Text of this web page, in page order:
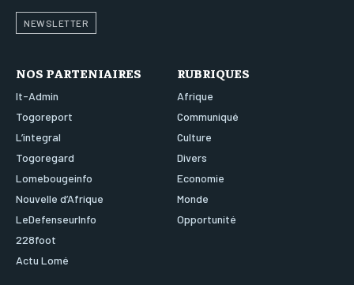
NEWSLETTER
NOS PARTENIAIRES
It-Admin
Togoreport
L’integral
Togoregard
Lomebougeinfo
Nouvelle d’Afrique
LeDefenseurInfo
228foot
Actu Lomé
RUBRIQUES
Afrique
Communiqué
Culture
Divers
Economie
Monde
Opportunité